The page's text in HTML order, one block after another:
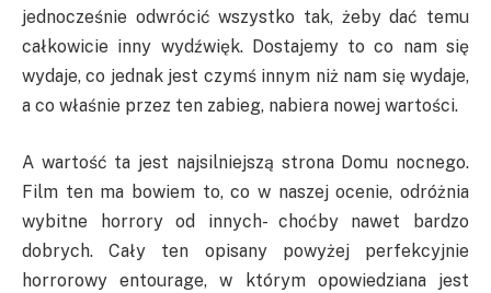
jednocześnie odwrócić wszystko tak, żeby dać temu
całkowicie inny wydźwięk. Dostajemy to co nam się
wydaje, co jednak jest czymś innym niż nam się wydaje,
a co właśnie przez ten zabieg, nabiera nowej wartości.
A wartość ta jest najsilniejszą strona Domu nocnego.
Film ten ma bowiem to, co w naszej ocenie, odróżnia
wybitne horrory od innych- choćby nawet bardzo
dobrych. Cały ten opisany powyżej perfekcyjnie
horrorowy entourage, w którym opowiedziana jest